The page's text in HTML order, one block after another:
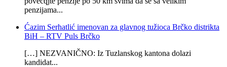
penzijama...
Ćazim Serhatlić imenovan za glavnog tužioca Brčko distrikta
BiH – RTV Puls Brčko
[…] NEZVANIČNO: Iz Tuzlanskog kantona dolazi
kandidat...